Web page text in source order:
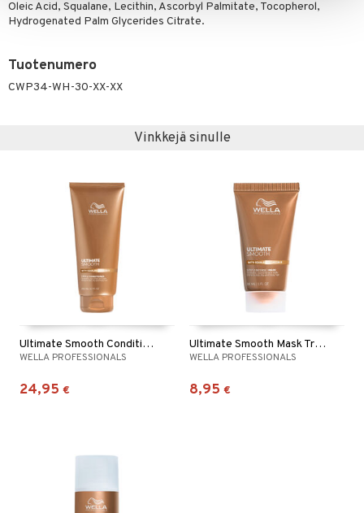
Oleic Acid, Squalane, Lecithin, Ascorbyl Palmitate, Tocopherol,
Hydrogenated Palm Glycerides Citrate.
Tuotenumero
CWP34-WH-30-XX-XX
Vinkkejä sinulle
Ultimate Smooth Conditioner
WELLA PROFESSIONALS
24,95 €
Ultimate Smooth Mask Travel Size
WELLA PROFESSIONALS
8,95 €